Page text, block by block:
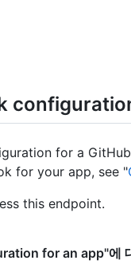
for a
for your app, see "
this endpoint.
for an app"에